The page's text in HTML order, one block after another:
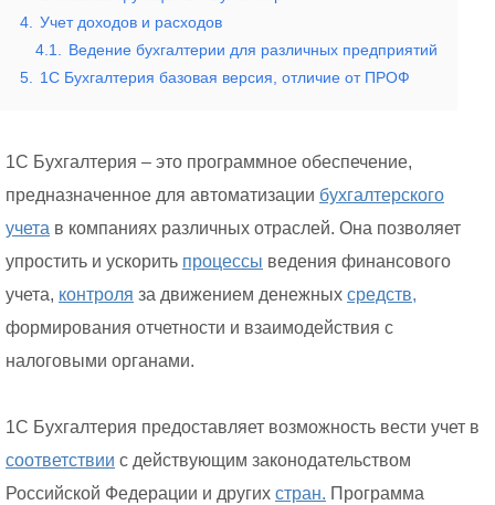
4.
Учет доходов и расходов
4.1.
Ведение бухгалтерии для различных предприятий
5.
1С Бухгалтерия базовая версия, отличие от ПРОФ
1С Бухгалтерия – это программное обеспечение,
предназначенное для автоматизации бухгалтерского
учета в компаниях различных отраслей. Она позволяет
упростить и ускорить процессы ведения финансового
учета, контроля за движением денежных средств,
формирования отчетности и взаимодействия с
налоговыми органами.
1С Бухгалтерия предоставляет возможность вести учет в
соответствии с действующим законодательством
Российской Федерации и других стран. Программа